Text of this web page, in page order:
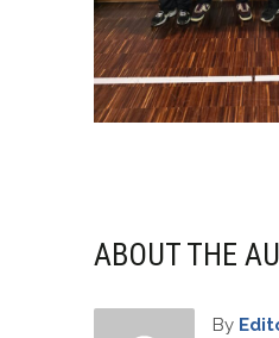
ABOUT THE
By